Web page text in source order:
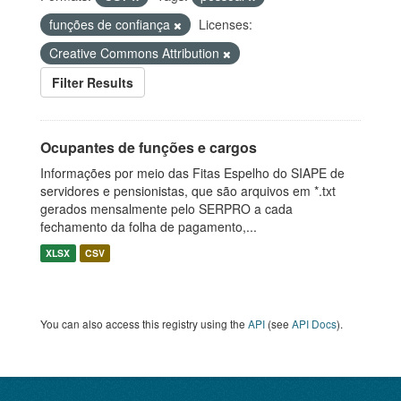
funções de confiança
Licenses:
Creative Commons Attribution
Filter Results
Ocupantes de funções e cargos
Informações por meio das Fitas Espelho do SIAPE de
servidores e pensionistas, que são arquivos em *.txt
gerados mensalmente pelo SERPRO a cada
fechamento da folha de pagamento,...
XLSX CSV
You can also access this registry using the API (see API Docs).